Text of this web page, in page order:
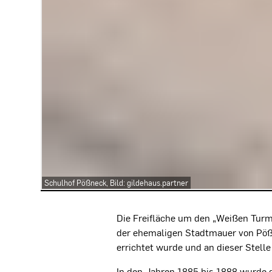
Schulhof Pößneck, Bild: gildehaus.partner
Projektbeschreibung
Die Freifläche um den „Weißen
der ehemaligen Stadtmauer von
errichtet wurde und an dieser